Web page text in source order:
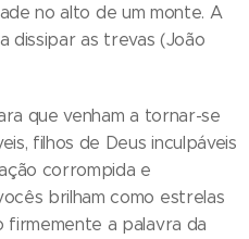
no alto de um monte. A
dissipar as trevas (João
que venham a tornar-se
filhos de Deus inculpáveis
corrompida e
brilham como estrelas
firmemente a palavra da